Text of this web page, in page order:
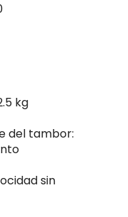
kg
del tambor:
sin